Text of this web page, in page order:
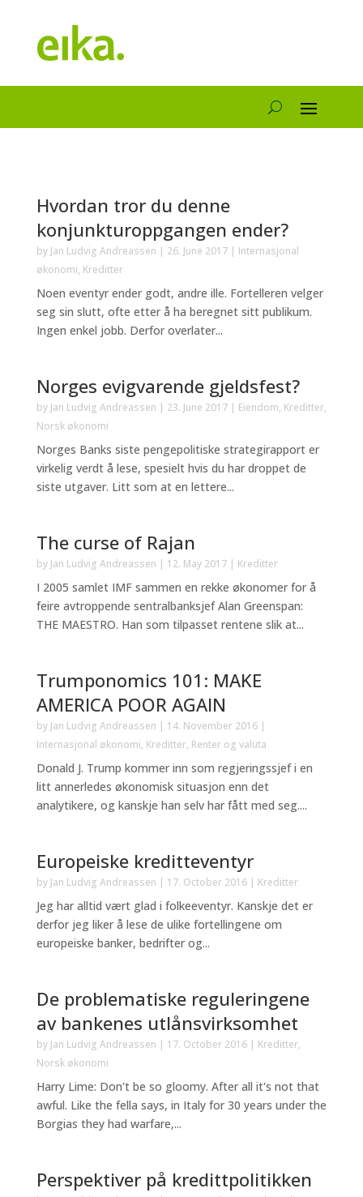
Hvordan tror du denne
konjunkturoppgangen ender?
by Jan Ludvig Andreassen | 26. June 2017| Internasjonal
økonomi, Kreditter
Noen eventyr ender godt, andre ille. Fortelleren velger
seg sin slutt, ofte etter å ha beregnet sitt publikum.
Ingen enkel jobb. Derfor overlater...
Norges evigvarende gjeldsfest?
by Jan Ludvig Andreassen | 23. June 2017| Eiendom, Kreditter,
Norsk økonomi
Norges Banks siste pengepolitiske strategirapport er
virkelig verdt å lese, spesielt hvis du har droppet de
siste utgaver. Litt som at en lettere...
The curse of Rajan
by Jan Ludvig Andreassen | 12. May 2017| Kreditter
I 2005 samlet IMF sammen en rekke økonomer for å
feire avtroppende sentralbanksjef Alan Greenspan:
THE MAESTRO. Han som tilpasset rentene slik at...
Trumponomics 101: MAKE
AMERICA POOR AGAIN
by Jan Ludvig Andreassen | 14. November 2016|
Internasjonal økonomi, Kreditter, Renter og valuta
Donald J. Trump kommer inn som regjeringssjef i en
litt annerledes økonomisk situasjon enn det
analytikere, og kanskje han selv har fått med seg....
Europeiske kreditteventyr
by Jan Ludvig Andreassen | 17. October 2016| Kreditter
Jeg har alltid vært glad i folkeeventyr. Kanskje det er
derfor jeg liker å lese de ulike fortellingene om
europeiske banker, bedrifter og...
De problematiske reguleringene
av bankenes utlånsvirksomhet
by Jan Ludvig Andreassen | 17. October 2016| Kreditter,
Norsk økonomi
Harry Lime: Don't be so gloomy. After all it's not that
awful. Like the fella says, in Italy for 30 years under the
Borgias they had warfare,...
Perspektiver på kredittpolitikken